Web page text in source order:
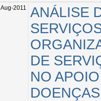
Aug-2011
ANÁLISE
DE
NO